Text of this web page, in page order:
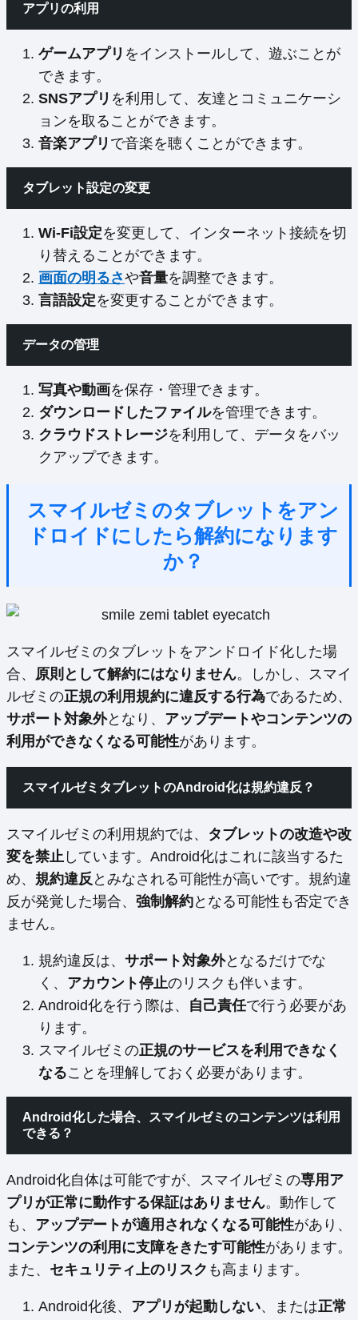
アプリの利用
ゲームアプリ をインストールして、遊ぶことが
できます。
SNSアプリ を利用して、友達とコミュニケーシ
ョンを取ることができます。
音楽アプリ で音楽を聴くことができます。
タブレット設定の変更
Wi-Fi設定を変更して、インターネット接続を切
り替えることができます。
画面の明るさや音量を調整できます。
言語設定を変更することができます。
データの管理
写真や動画を保存・管理できます。
ダウンロードしたファイルを管理できます。
クラウドストレージを利用して、データをバッ
クアップできます。
スマイルゼミのタブレットをアン
ドロイドにしたら解約になります
か？
スマイルゼミのタブレットをアンドロイド化した場
合、 原則として解約にはなりません。しかし、スマイ
ルゼミの正規の利用規約に違反する行為であるため、
サポート対象外となり、 アップデートやコンテンツの
利用ができなくなる可能性があります。
スマイルゼミタブレットのAndroid化は規約違反？
スマイルゼミの利用規約では、 タブレットの改造や改
変を禁止 しています。Android化はこれに該当するた
め、 規約違反 とみなされる可能性が高いです。規約違
反が発覚した場合、 強制解約となる可能性も否定でき
ません。
規約違反は、 サポート対象外となるだけでな
く、 アカウント停止のリスクも伴います。
Android化を行う際は、 自己責任で行う必要があ
ります。
スマイルゼミの正規のサービスを利用できなく
なることを理解しておく必要があります。
Android化した場合、スマイルゼミのコンテンツは利用
できる？
Android化自体は可能ですが、スマイルゼミの専用ア
プリが正常に動作する保証はありません。動作して
も、 アップデートが適用されなくなる可能性があり、
コンテンツの利用に支障をきたす可能性があります。
また、 セキュリティ上のリスク も高まります。
Android化後、 アプリが起動しない、または正常